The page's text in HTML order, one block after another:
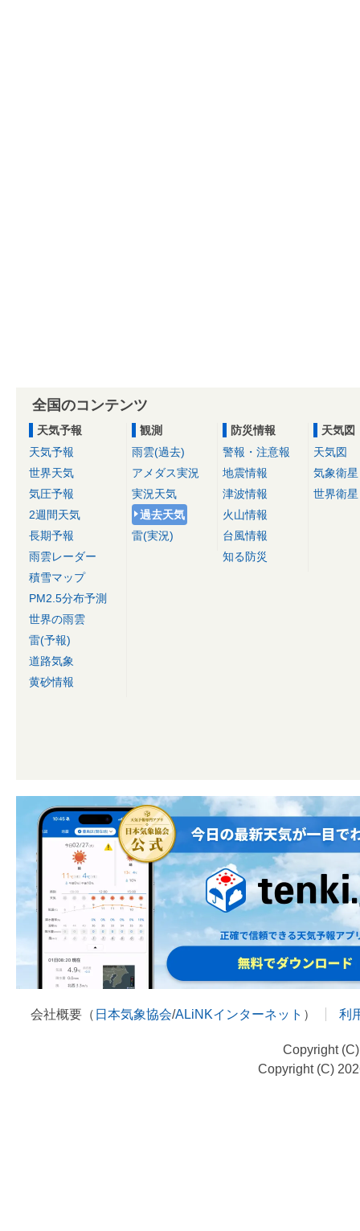
全国のコンテンツ
天気予報
天気予報
世界天気
気圧予報
2週間天気
長期予報
雨雲レーダー
積雪マップ
PM2.5分布予測
世界の雨雲
雷(予報)
道路気象
黄砂情報
観測
雨雲(過去)
アメダス実況
実況天気
過去天気
雷(実況)
防災情報
警報・注意報
地震情報
津波情報
火山情報
台風情報
知る防災
天気図
天気図
気象衛星
世界衛星
会社概要（ 日本気象協会/ALiNKインターネット ） 利
Copyright
Copyright (C)